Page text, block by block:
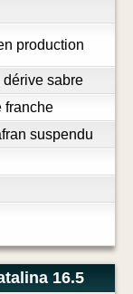
production
dérive sabre
franche
suspendu
16.5